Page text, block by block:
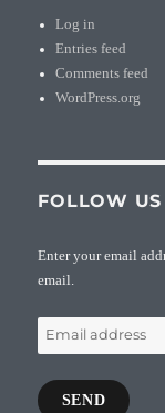
Log in
Entries feed
Comments feed
WordPress.org
FOLLOW US
Enter your email
email.
Email
address
SEND